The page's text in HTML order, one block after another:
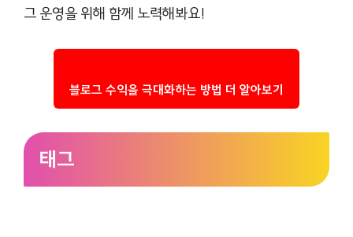
그 운영을 위해 함께 노력해봐요!
블로그 수익을 극대화하는 방법 더 알아보기
태그